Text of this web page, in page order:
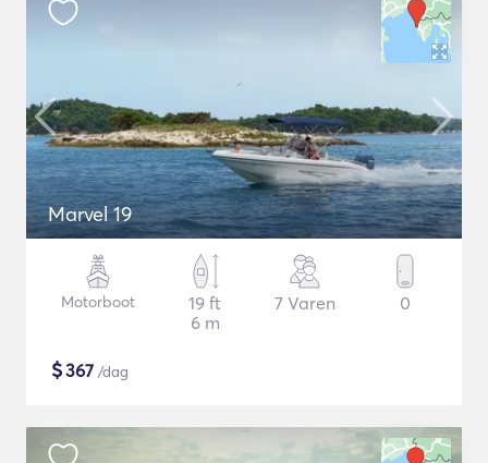
Marvel 19
Motorboot
19 ft
6 m
7 Varen 0
$367 /dag